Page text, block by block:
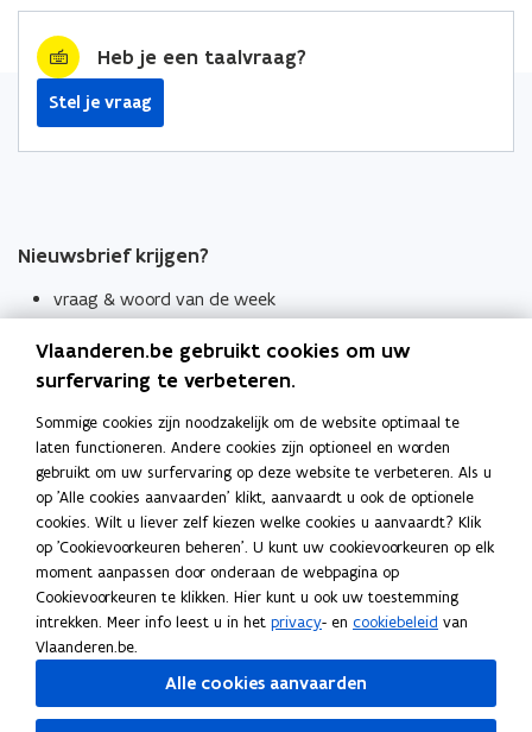
Heb je een taalvraag?
Stel je vraag
Nieuwsbrief krijgen?
vraag & woord van de week
Schrijf je in
Thema's
Taaladviezen
Spellingregels
Tips voor duidelijke taal
Bekijk ook
Spellingtests
Boek- en webwijzer
Vlaanderen.be gebruikt cookies om uw
surfervaring te verbeteren.
Sommige cookies zijn noodzakelijk om de website optimaal te
laten functioneren. Andere cookies zijn optioneel en worden
gebruikt om uw surfervaring op deze website te verbeteren. Als u
op 'Alle cookies aanvaarden' klikt, aanvaardt u ook de optionele
cookies. Wilt u liever zelf kiezen welke cookies u aanvaardt? Klik
op 'Cookievoorkeuren beheren'. U kunt uw cookievoorkeuren op elk
moment aanpassen door onderaan de webpagina op
Cookievoorkeuren te klikken. Hier kunt u ook uw toestemming
intrekken. Meer info leest u in het privacy- en cookiebeleid van
Vlaanderen.be.
Alle cookies aanvaarden